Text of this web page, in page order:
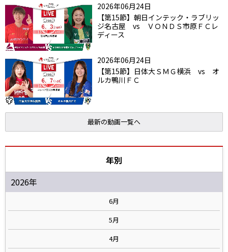
2026年06月24日
【第15節】朝日インテック・ラブリッ
ジ名古屋 vs ＶＯＮＤＳ市原ＦＣレ
ディース
2026年06月24日
【第15節】日体大ＳＭＧ横浜 vs オ
ルカ鴨川ＦＣ
最新の動画一覧へ
年別
2026年
6月
5月
4月